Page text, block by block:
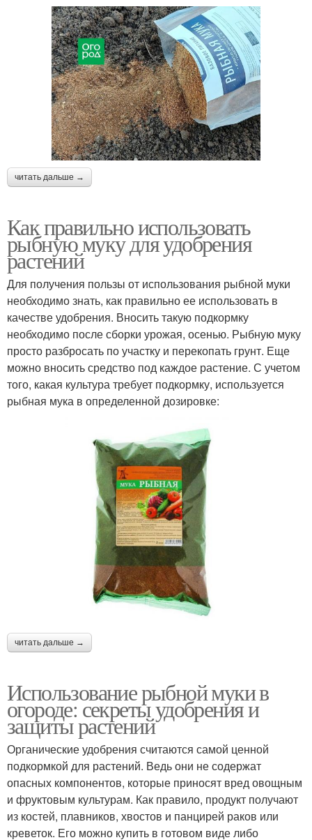
читать дальше →
Как правильно использовать
рыбную муку для удобрения
растений
Для получения пользы от использования рыбной муки
необходимо знать, как правильно ее использовать в
качестве удобрения. Вносить такую подкормку
необходимо после сборки урожая, осенью. Рыбную муку
просто разбросать по участку и перекопать грунт. Еще
можно вносить средство под каждое растение. С учетом
того, какая культура требует подкормку, используется
рыбная мука в определенной дозировке:
читать дальше →
Использование рыбной муки в
огороде: секреты удобрения и
защиты растений
Органические удобрения считаются самой ценной
подкормкой для растений. Ведь они не содержат
опасных компонентов, которые приносят вред овощным
и фруктовым культурам. Как правило, продукт получают
из костей, плавников, хвостов и панцирей раков или
креветок. Его можно купить в готовом виде либо